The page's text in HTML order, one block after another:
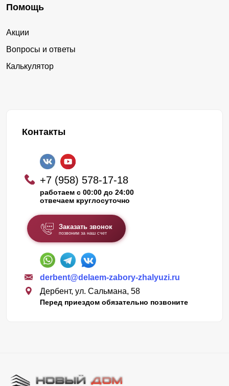
Помощь
Акции
Вопросы и ответы
Калькулятор
Контакты
+7 (958) 578-17-18
работаем с 00:00 до 24:00
отвечаем круглосуточно
Заказать звонок
позвоним за наш счет
derbent@delaem-zabory-zhalyuzi.ru
Дербент, ул. Сальмана, 58
Перед приездом обязательно позвоните